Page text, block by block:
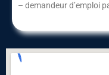
– demandeur d’emploi